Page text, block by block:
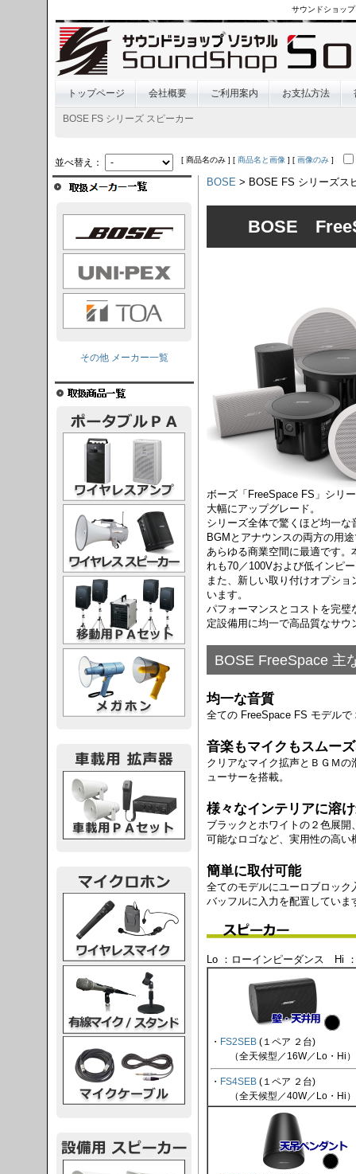
サウンドショッ
トップページ 会社概要 ご利用案内 お支払方法
BOSE FS シリーズ スピーカー
並べ替え： [ 商品名のみ ] [ 商品名と画像 ] [ 画像のみ ]
BOSE > BOSE FS シリーズス
BOSE
ボーズ「FreeSpace FS」シリ
大幅にアップグレード。
シリーズ全体で驚くほど均一
BGMとアナウンスの両方の用
あらゆる商業空間に最適です
れも70／100Vおよび低インピ
また、新しい取り付けオプシ
います。
パフォーマンスとコストを完
定設備用に均一で高品質なサ
BOSE FreeSpace 主
均一な音質
全ての FreeSpace FS モデル
音楽もマイクもスムー
クリアなマイク拡声とＢＧＭ
ューサーを搭載。
様々なインテリアに溶
ブラックとホワイトの２色展
可能なロゴなど、実用性の高
簡単に取付可能
全てのモデルにユーロブロッ
バッフルに入力を配置していま
Lo ：ローインピーダンス Hi
・ FS2SEB (１ペア ２台)
（全天候型／16W／Lo・Hi）
・ FS4SEB (１ペア ２台)
（全天候型／40W／Lo・Hi）
その他 メーカー一覧